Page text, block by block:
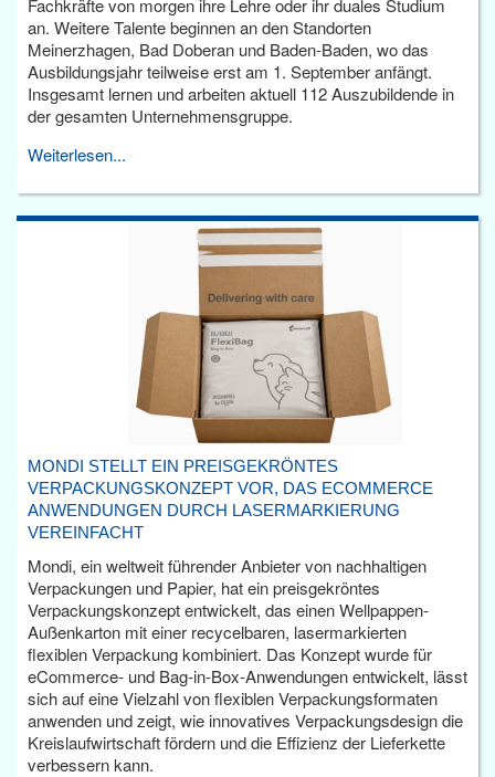
Fachkräfte von morgen ihre Lehre oder ihr duales Studium
an. Weitere Talente beginnen an den Standorten
Meinerzhagen, Bad Doberan und Baden-Baden, wo das
Ausbildungsjahr teilweise erst am 1. September anfängt.
Insgesamt lernen und arbeiten aktuell 112 Auszubildende in
der gesamten Unternehmensgruppe.
Weiterlesen...
MONDI STELLT EIN PREISGEKRÖNTES
VERPACKUNGSKONZEPT VOR, DAS ECOMMERCE
ANWENDUNGEN DURCH LASERMARKIERUNG
VEREINFACHT
Mondi, ein weltweit führender Anbieter von nachhaltigen
Verpackungen und Papier, hat ein preisgekröntes
Verpackungskonzept entwickelt, das einen Wellpappen-
Außenkarton mit einer recycelbaren, lasermarkierten
flexiblen Verpackung kombiniert. Das Konzept wurde für
eCommerce- und Bag-in-Box-Anwendungen entwickelt, lässt
sich auf eine Vielzahl von flexiblen Verpackungsformaten
anwenden und zeigt, wie innovatives Verpackungsdesign die
Kreislaufwirtschaft fördern und die Effizienz der Lieferkette
verbessern kann.